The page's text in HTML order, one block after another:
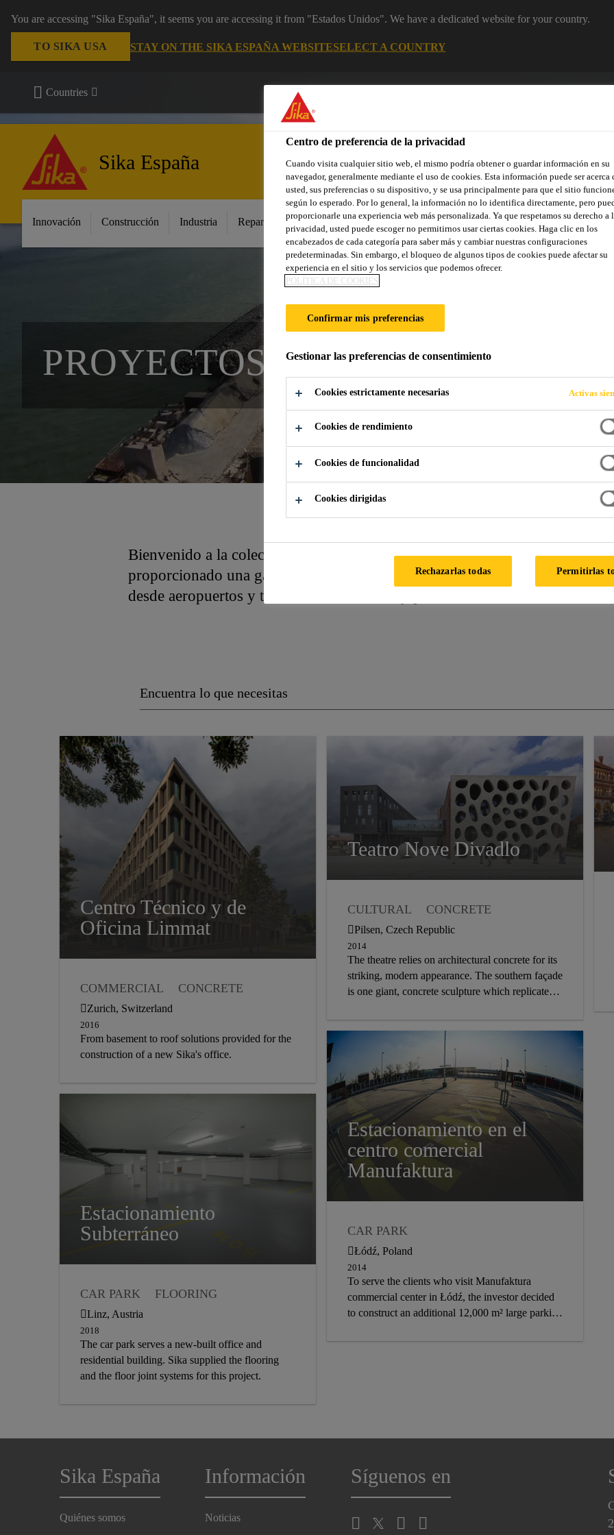
You are accessing "Sika España", it seems you are accessing it from "Estados Unidos". We have a dedicated website for your country.
TO SIKA USA STAY ON THE SIKA ESPAÑA WEBSITESELECT A COUNTRY
Countries
Sika España
Innovación Construcción Industria Repara tu casa Localiza tu tienda Noticias Prescripción Sostenibilidad
PROYECTOS REFERENCIA
Bienvenido a la colección de proyectos completos de Sika de todo el
proporcionado una gama de soluciones y conocimientos especializados, en
desde aeropuertos y túneles hasta escuelas y plantas hidroeléctricas.
Centro Técnico y de
Oficina Limmat
COMMERCIAL
CONCRETE
WATERPROOFING
ROOFING
COATING
SEALANT
CONSTRUCTION ADHESIVE
CONCRETE ADMIXTURE
FACADE
GROUT
INDUSTRIAL COATING
INDUSTRIAL FLOORING
MORTAR
PRECAST CONCRETE
WATERPROOFING MEMBRANE
NEW BUILD
EXTERIOR
Zurich, Switzerland
2016
From basement to roof solutions provided for the
construction of a new Sika's office.
Teatro Nove Divadlo
CULTURAL
CONCRETE
BUILDING ENVELOPE
CONCRETE ADMIXTURE
NEW BUILD
EXTERIOR
FACADE
Pilsen, Czech Republic
2014
The theatre relies on architectural concrete for its
striking, modern appearance. The southern façade
is one giant, concrete sculpture which replicates
are constructed using red colored concrete panels.
pigments enabled to accurately produce the red
concrete color stipulated by the architect.
Estacionamiento
Subterráneo
CAR PARK
FLOORING
INDUSTRIAL COATING
JOINT SEALING
INTERIOR
Linz, Austria
2018
The car park serves a new-built office and
residential building. Sika supplied the flooring
and the floor joint systems for this project.
Estacionamiento en el
centro comercial
Manufaktura
CAR PARK
INDUSTRIAL FLOORING
FLOORING
EXTERIOR
Łódź, Poland
2014
To serve the clients who visit Manufaktura
commercial center in Łódź, the investor decided
to construct an additional 12,000 m² large parking
project were high crack bridging ability even at
Sika España
Quiénes somos
Información
Noticias
Síguenos en
Centro de preferencia de la privacidad
Cuando visita cualquier sitio web, el mismo podría obtener o guardar información en su
navegador, generalmente mediante el uso de cookies. Esta información puede ser acerca
usted, sus preferencias o su dispositivo, y se usa principalmente para que el sitio
según lo esperado. Por lo general, la información no lo identifica directamente, pero
proporcionarle una experiencia web más personalizada. Ya que respetamos su derecho a
privacidad, usted puede escoger no permitirnos usar ciertas cookies. Haga clic en los
encabezados de cada categoría para saber más y cambiar nuestras configuraciones
predeterminadas. Sin embargo, el bloqueo de algunos tipos de cookies puede afectar su
experiencia en el sitio y los servicios que podemos ofrecer.
POLÍTICA DE COOKIES
Confirmar mis preferencias
Gestionar las preferencias de consentimiento
Cookies estrictamente necesarias Activas
Cookies de rendimiento
Cookies de funcionalidad
Cookies dirigidas
Rechazarlas todas Permitirlas